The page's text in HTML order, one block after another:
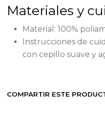
Materiales y
Material: 100%
Instrucciones de
con cepillo suave y
COMPARTIR ESTE